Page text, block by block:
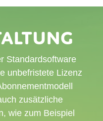
Standardsoftware
unbefristete Lizenz
zusätzliche
wie zum Beispiel